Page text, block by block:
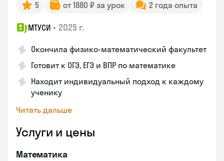
5 от 1880 ₽ за урок 2 года опыта
МТУСИ • 2025 г.
Окончила физико-математический факультет
Готовит к ОГЭ, ЕГЭ и ВПР по математике
Находит индивидуальный подход к каждому
ученику
Читать дальше
Услуги и цены
Математика